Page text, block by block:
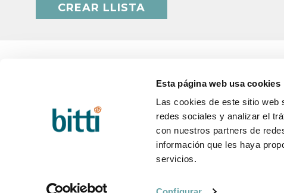
Esta página web usa cookies
Las cookies de este sitio web
redes sociales y analizar el
con nuestros partners de
información que les haya
servicios.
CREAR LLISTA
BITTI
Qui som?
Treballa amb nosaltres
Q&A
Terminis
Canvis i
Postvenda